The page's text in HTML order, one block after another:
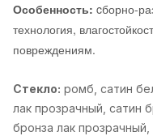
Особенность: cборно-
технология,
повреждениям.
Стекло: ромб, cатин
лак прозрачный, cатин
бронза лак